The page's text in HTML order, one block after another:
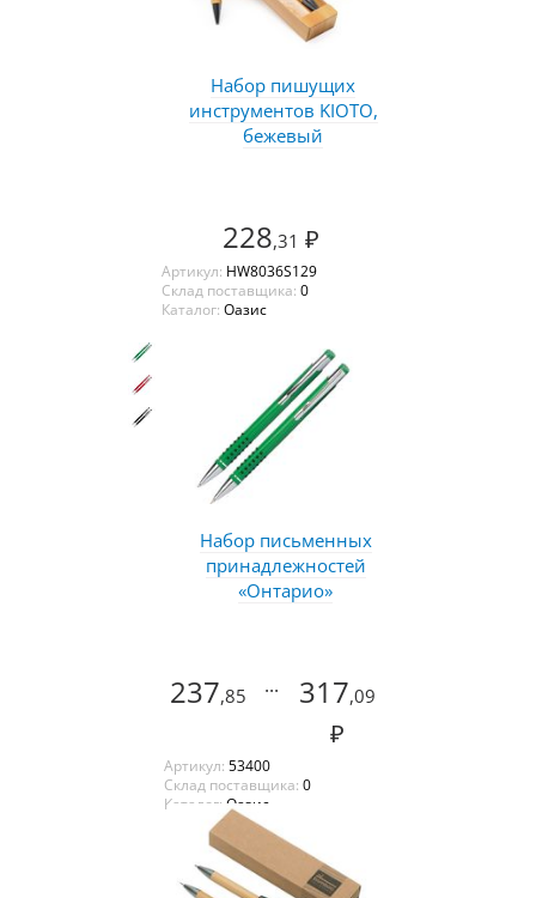
Набор пишущих
инструментов KIOTO,
бежевый
228,31 ₽
Артикул: HW8036S129
Склад поставщика: 0
Каталог: Оазис
Набор письменных
принадлежностей
«Онтарио»
237,85 ... 317,09
₽
Артикул: 53400
Склад поставщика: 0
Каталог: Оазис